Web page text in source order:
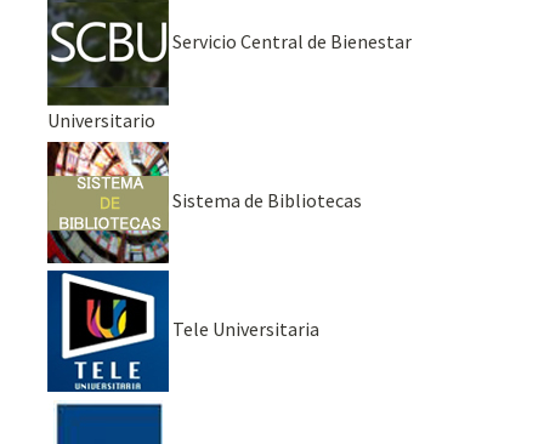
Servicio Central de Bienestar
Universitario
Sistema de Bibliotecas
Tele Universitaria